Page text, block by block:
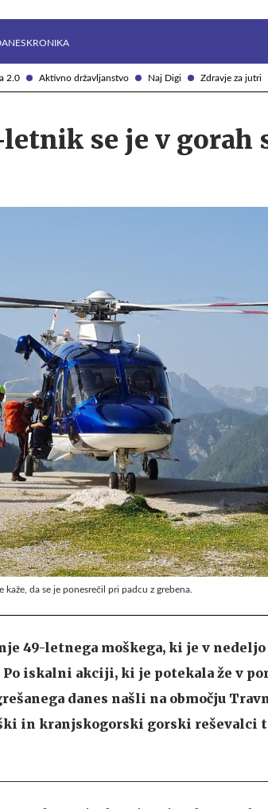
2.0 Aktivno državljanstvo Naj Digi Zdravje za jutri
KRONIKA
se je v gorah
kaže, da se je ponesrečil pri padcu z grebena.
49-letnega moškega, ki je v nedeljo
Po iskalni akciji, ki je potekala že v
danes našli na območju
in kranjskogorski gorski reševalci